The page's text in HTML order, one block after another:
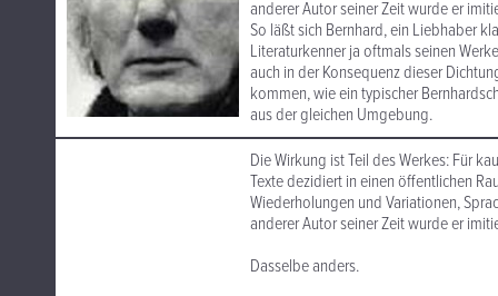
anderer Autor seiner Zeit wurde er
So läßt sich Bernhard, ein Liebhaber
Literaturkenner ja oftmals seinen
auch in der Konsequenz dieser
kommen, wie ein typischer
aus der gleichen Umgebung.
Die Wirkung ist Teil des Werkes: Für
Texte dezidiert in einen öffentlichen
Wiederholungen und Variationen,
anderer Autor seiner Zeit wurde er
Dasselbe anders.